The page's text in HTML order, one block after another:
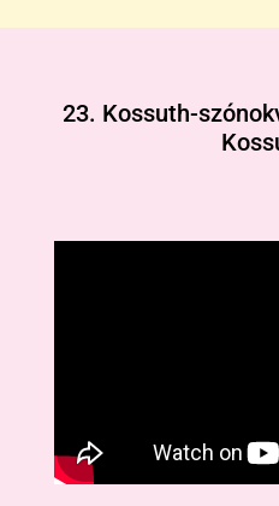
23. Kossuth-